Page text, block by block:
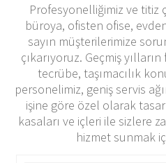
Profesyonelliğimiz ve titiz
büroya, ofisten ofise,
sayın müşterilerimize
çıkarıyoruz. Geçmiş
tecrübe, taşımacılık
personelimiz, geniş servis
işine göre özel olarak
kasaları ve içleri ile sizlere
hizmet sunmak